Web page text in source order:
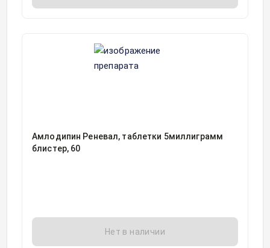
Амлодипин Реневал, таблетки 5миллиграмм
блистер, 60
Нет в наличии